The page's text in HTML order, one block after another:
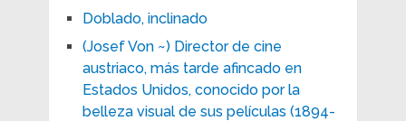
Doblado, inclinado
(Josef Von ~) Director de cine
austriaco, más tarde afincado en
Estados Unidos, conocido por la
belleza visual de sus películas (1894-